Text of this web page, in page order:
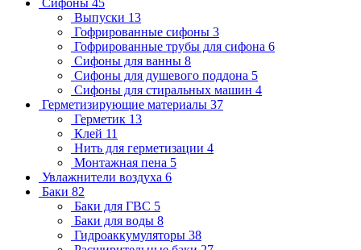
Выпуски 13
Гофрированные сифоны 3
Гофрированные трубы для сифона 6
Сифоны для ванны 8
Сифоны для душевого поддона 5
Сифоны для стиральных машин 4
Герметизирующие материалы 37
Герметик 13
Клей 11
Нить для герметизации 4
Монтажная пена 5
Увлажнители воздуха 6
Баки 82
Баки для ГВС 5
Баки для воды 8
Гидроаккумуляторы 38